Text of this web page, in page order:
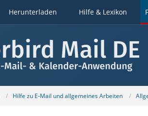
Herunterladen Hilfe & Lexikon
Hilfe zu E-Mail und allgemeines Arbeiten